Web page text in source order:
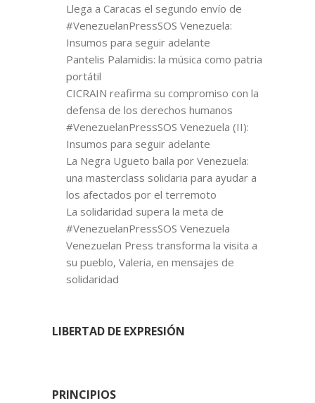
Llega a Caracas el segundo envío de
#VenezuelanPressSOS Venezuela:
Insumos para seguir adelante
Pantelis Palamidis: la música como patria
portátil
CICRAIN reafirma su compromiso con la
defensa de los derechos humanos
#VenezuelanPressSOS Venezuela (II):
Insumos para seguir adelante
La Negra Ugueto baila por Venezuela:
una masterclass solidaria para ayudar a
los afectados por el terremoto
La solidaridad supera la meta de
#VenezuelanPressSOS Venezuela
Venezuelan Press transforma la visita a
su pueblo, Valeria, en mensajes de
solidaridad
LIBERTAD DE EXPRESIÓN
PRINCIPIOS